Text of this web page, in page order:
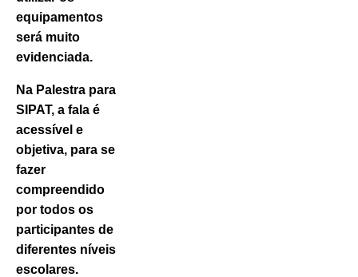
equipamentos
será muito
evidenciada.
Na Palestra para
SIPAT, a fala é
acessível e
objetiva, para se
fazer
compreendido
por todos os
participantes de
diferentes níveis
escolares.